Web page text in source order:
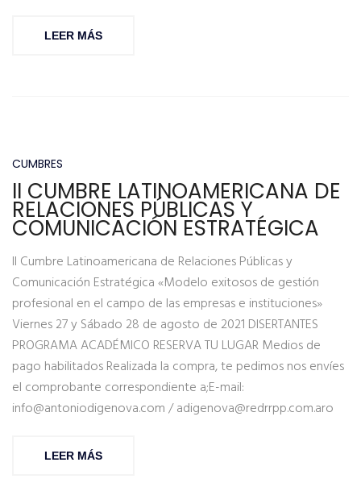
LEER MÁS
CUMBRES
II CUMBRE LATINOAMERICANA DE
RELACIONES PÚBLICAS Y
COMUNICACIÓN ESTRATÉGICA
II Cumbre Latinoamericana de Relaciones Públicas y
Comunicación Estratégica «Modelo exitosos de gestión
profesional en el campo de las empresas e instituciones»
Viernes 27 y Sábado 28 de agosto de 2021 DISERTANTES
PROGRAMA ACADÉMICO RESERVA TU LUGAR Medios de
pago habilitados Realizada la compra, te pedimos nos envíes
el comprobante correspondiente a;E-mail:
info@antoniodigenova.com / adigenova@redrrpp.com.aro
LEER MÁS